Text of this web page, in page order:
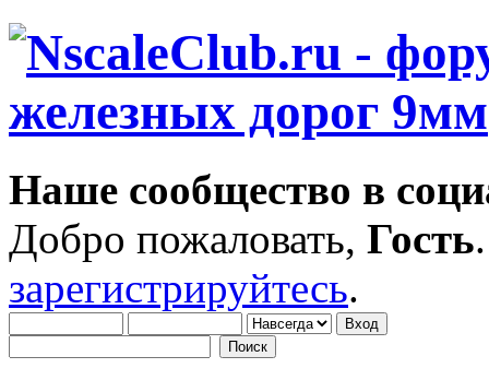
Наше сообщество в
Добро пожаловать, Гость
зарегистрируйтесь.